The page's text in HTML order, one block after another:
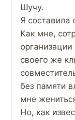
Шучу.
Я составила
Как мне,
организации
своего же
без памяти
мне
Но, как